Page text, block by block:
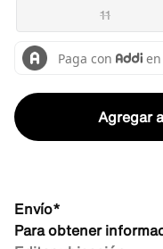
11
Agregar
Envío*
Para obtener